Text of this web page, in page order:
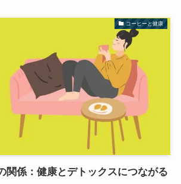
コーヒーと健康
関係：健康とデトックスにつながる